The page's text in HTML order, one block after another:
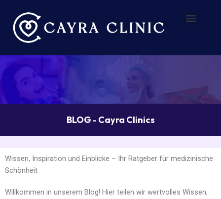
Inhalt
springen
BLOG - Cayra Clinics
Wissen, Inspiration und Einblicke – Ihr Ratgeber für medizinische
Schönheit
Willkommen in unserem Blog! Hier teilen wir wertvolles Wissen,